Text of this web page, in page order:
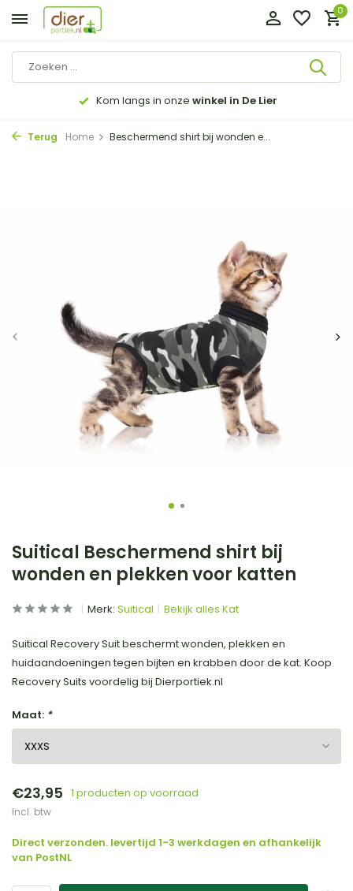
0
Kom langs in onze winkel in De Lier
Terug Home Beschermend shirt bij wonden e...
Suitical Beschermend shirt bij
wonden en plekken voor katten
Merk: Suitical Bekijk alles Kat
Suitical Recovery Suit beschermt wonden, plekken en
huidaandoeningen tegen bijten en krabben door de kat. Koop
Recovery Suits voordelig bij Dierportiek.nl
Maat: *
€23,95 1 producten op voorraad
Incl. btw
Direct verzonden. levertijd 1-3 werkdagen en afhankelijk
van PostNL